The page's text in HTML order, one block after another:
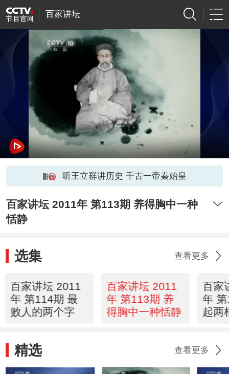
百家讲坛
听王立群讲历史 千古一帝秦始皇
百家讲坛 2011年 第113期 养得胸中一种
恬静
选集 查看更多
百家讲坛 2011
年 第114期 最
败人的两个字
百家讲坛 2011
年 第113期 养
得胸中一种恬静
百家
年
起两
精选 查看更多